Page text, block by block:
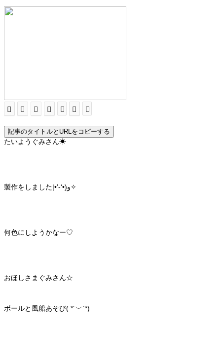
記事のタイトルとURLをコピーする
たいようぐみさん☀
製作をしました‎|•’-‘•)و✧
何色にしようかなー♡
おほしさまぐみさん☆
ボールと風船あそび( *´︶`*)